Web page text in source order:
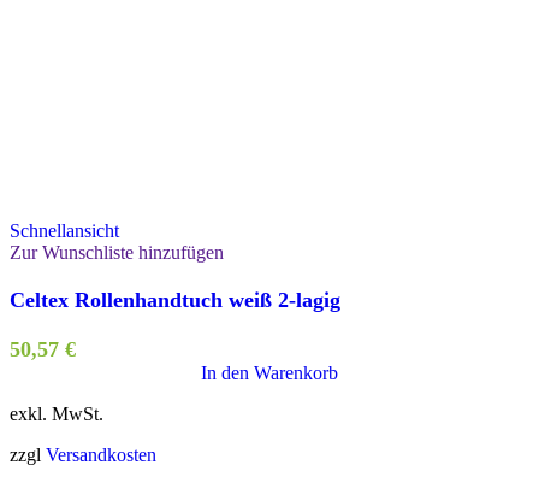
Schnellansicht
Zur Wunschliste hinzufügen
Celtex Rollenhandtuch weiß 2-lagig
50,57 €
In den Warenkorb
exkl. MwSt.
zzgl Versandkosten